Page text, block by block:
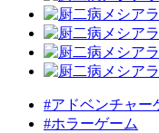
#アドベンチャー
#ホラーゲーム